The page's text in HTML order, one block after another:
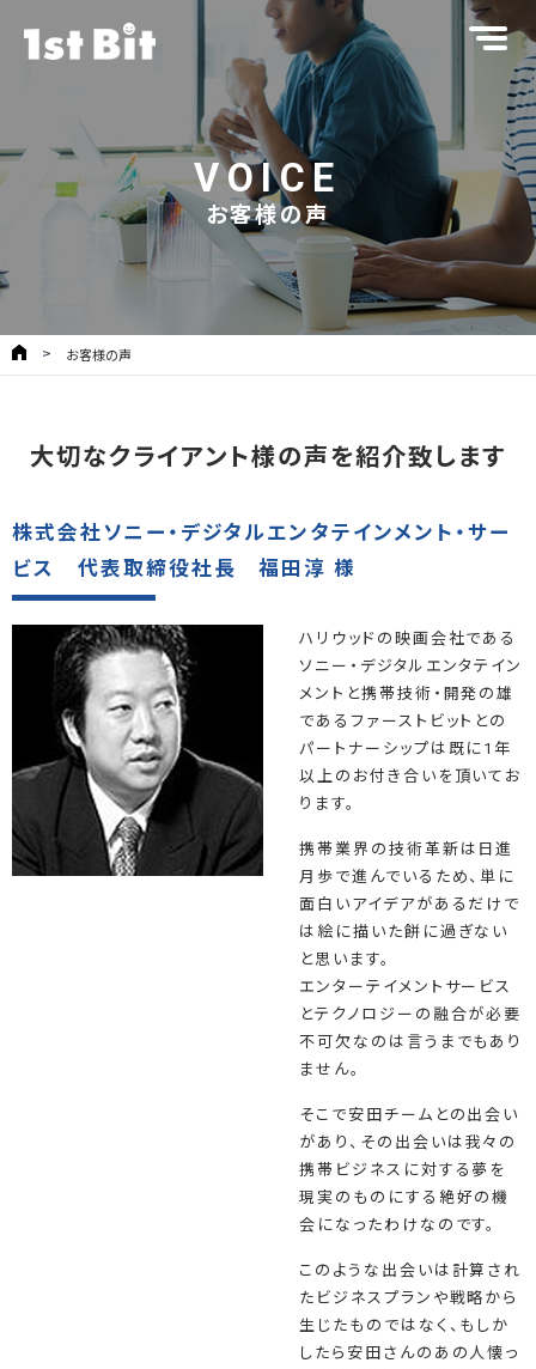
VOICE
お客様の声
お客様の声
大切なクライアント様の声を紹介致します
株式会社ソニー・デジタルエンタテインメント・サー
ビス 代表取締役社長 福田淳 様
ハリウッドの映画会社である
ソニー・デジタルエンタテイン
メントと携帯技術・開発の雄
であるファーストビットとの
パートナーシップは既に1年
以上のお付き合いを頂いてお
ります。
携帯業界の技術革新は日進
月歩で進んでいるため、単に
面白いアイデアがあるだけで
は絵に描いた餅に過ぎない
と思います。
エンターテイメントサービス
とテクノロジーの融合が必要
不可欠なのは言うまでもあり
ません。
そこで安田チームとの出会い
があり、その出会いは我々の
携帯ビジネスに対する夢を
現実のものにする絶好の機
会になったわけなのです。
このような出会いは計算され
たビジネスプランや戦略から
生じたものではなく、もしか
したら安田さんのあの人懐っ